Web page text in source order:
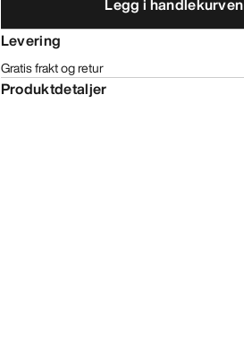
Levering
Gratis frakt og retur
Produktdetaljer